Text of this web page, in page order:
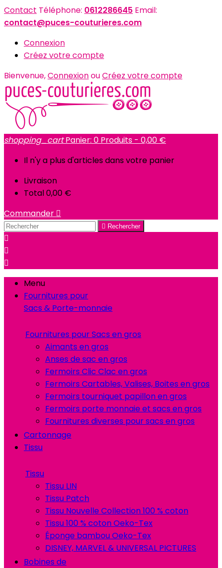
Contact Téléphone: 0612286645 Email:
contact@puces-couturieres.com
Connexion
Créez votre compte
Bienvenue,ConnexionouCréez votre compte
shopping_cart Panier: 0 Produits - 0,00 €
Il n'y a plus d'articles dans votre panier
Livraison
Total0,00 €
Commander 
 Rechercher



Menu
Fournitures pour
Sacs & Porte-monnaie
Fournitures pour Sacs en gros
Aimants en gros
Anses de sac en gros
Fermoirs Clic Clac en gros
Fermoirs Cartables, Valises, Boites en gros
Fermoirs tourniquet papillon en gros
Fermoirs porte monnaie et sacs en gros
Fournitures diverses pour sacs en gros
Cartonnage
Tissu
Tissu
Tissu LIN
Tissu Patch
Tissu Nouvelle Collection 100 % coton
Tissu 100 % coton Oeko-Tex
Éponge bambou Oeko-Tex
DISNEY, MARVEL & UNIVERSAL PICTURES
Bobines de